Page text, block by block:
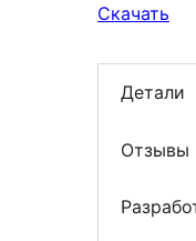
Скачать
Детали
Отзывы